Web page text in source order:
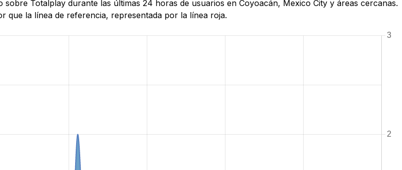
Totalplay durante las últimas 24 horas de usuarios en Coyoacán, Mexico City y áreas cercanas.
que la línea de referencia, representada por la línea roja.